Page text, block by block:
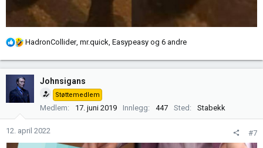
R
k
s
j
e
HadronCollider, mr.quick, Easypeasy og 6 andre
Johnsigans
Støttemedlem
Medlem 17. juni 2019 Innlegg 447 Sted Stabekk
12. april 2022 #7